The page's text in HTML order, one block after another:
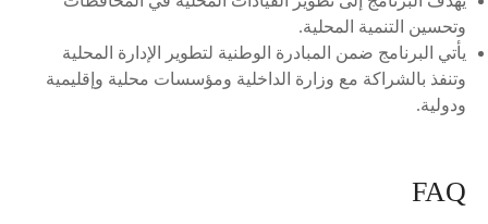
وتحسين التنمية المحلية.
يأتي البرنامج ضمن المبادرة الوطنية لتطوير الإدارة المحلية
وتنفذ بالشراكة مع وزارة الداخلية ومؤسسات محلية وإقليمية
ودولية.
FAQ